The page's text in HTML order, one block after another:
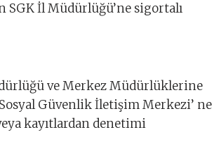
SGK İl Müdürlüğü’ne sigortalı
ve Merkez Müdürlüklerine
Sosyal Güvenlik İletişim Merkezi’ ne
kayıtlardan denetimi